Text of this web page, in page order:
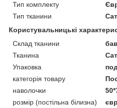
Тип комплекту
Тип тканини
Користувальницькі
Склад тканини
Тканина
Упаковка
категорія товару
наволочки
розмір (постільна білизна)